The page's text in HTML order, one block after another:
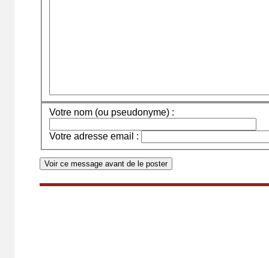
Votre nom (ou pseudonyme) :
Votre adresse email :